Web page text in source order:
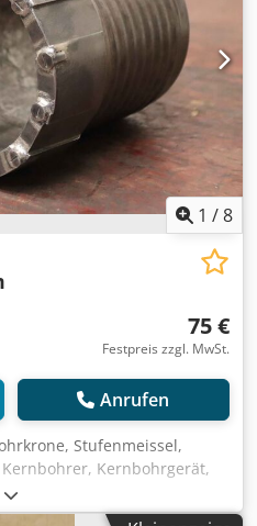
1 /8
75 €
Festpreis zzgl. MwSt.
Anrufen
Stufenmeissel,
Kernbohrgerät,
für Brunnenbohrgerät
Diamantbohrkrone Ø